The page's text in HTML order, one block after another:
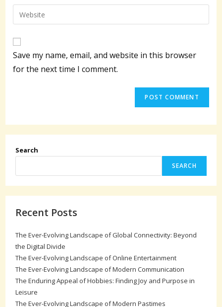
to
comment
email
address
Enter
your
URL
(optional)
Save my name, email, and website in this browser
for the next time I comment.
Search
SEARCH
Recent Posts
The Ever-Evolving Landscape of Global Connectivity: Beyond
the Digital Divide
The Ever-Evolving Landscape of Online Entertainment
The Ever-Evolving Landscape of Modern Communication
The Enduring Appeal of Hobbies: Finding Joy and Purpose in
Leisure
The Ever-Evolving Landscape of Modern Pastimes